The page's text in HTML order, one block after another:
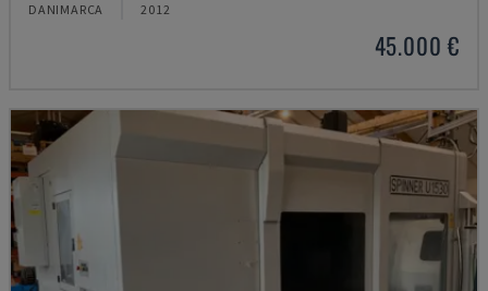
DANIMARCA 2012
45.000 €